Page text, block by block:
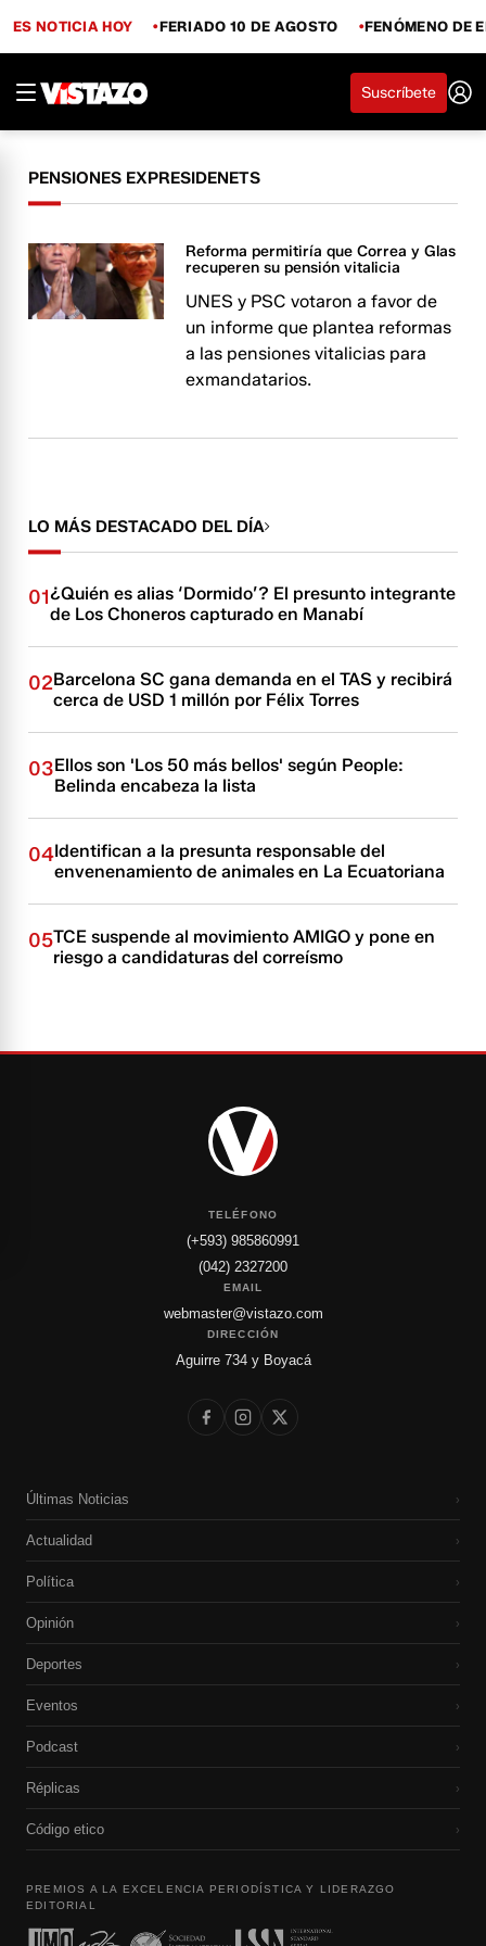
ES NOTICIA HOY FERIADO 10 DE AGOSTO FENÓMENO DE
Suscríbete
PENSIONES EXPRESIDENETS
Reforma permitiría que Correa y Glas
recuperen su pensión vitalicia
UNES y PSC votaron a favor de
un informe que plantea reformas
a las pensiones vitalicias para
exmandatarios.
LO MÁS DESTACADO DEL DÍA
01¿Quién es alias ‘Dormido’? El presunto integrante
de Los Choneros capturado en Manabí
02Barcelona SC gana demanda en el TAS y recibirá
cerca de USD 1 millón por Félix Torres
03Ellos son 'Los 50 más bellos' según People:
Belinda encabeza la lista
04Identifican a la presunta responsable del
envenenamiento de animales en La Ecuatoriana
05TCE suspende al movimiento AMIGO y pone en
riesgo a candidaturas del correísmo
TELÉFONO
(+593) 985860991
(042) 2327200
EMAIL
webmaster@vistazo.com
DIRECCIÓN
Aguirre 734 y Boyacá
Últimas Noticias ›
Actualidad ›
Política ›
Opinión ›
Deportes ›
Eventos ›
Podcast ›
Réplicas ›
Código etico ›
PREMIOS A LA EXCELENCIA PERIODÍSTICA Y LIDERAZGO
EDITORIAL